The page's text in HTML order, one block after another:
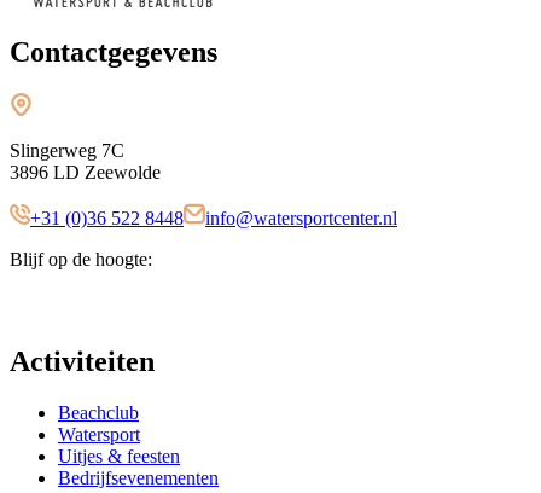
Contactgegevens
Slingerweg 7C
3896 LD Zeewolde
+31 (0)36 522 8448
info@watersportcenter.nl
Blijf op de hoogte:
Activiteiten
Beachclub
Watersport
Uitjes & feesten
Bedrijfsevenementen